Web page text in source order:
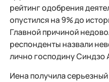
рейтинг одобрения
опустился на 9% до
Главной причиной
респонденты назвали
лично господину Синдзо
Иена получила